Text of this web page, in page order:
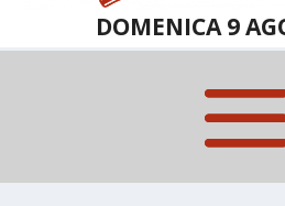
DOMENICA 9